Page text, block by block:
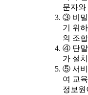
문자와
③ 비밀
기 위
의 조합
④ 단말
가 설
⑤ 서비
여 교
정보원